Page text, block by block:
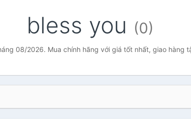
bless you (0)
08/2026. Mua chính hãng với giá tốt nhất, giao hàng